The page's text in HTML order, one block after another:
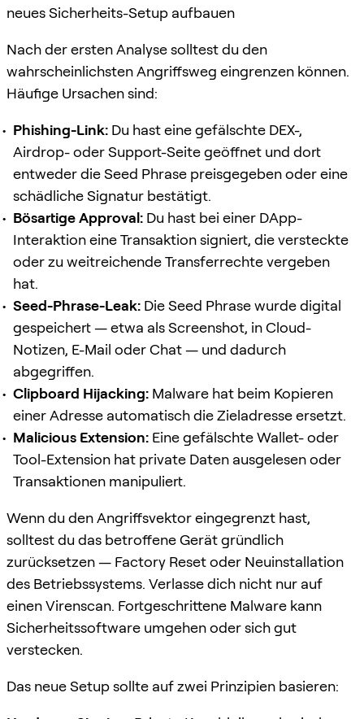
neues Sicherheits-Setup aufbauen
Nach der ersten Analyse solltest du den
wahrscheinlichsten Angriffsweg eingrenzen können.
Häufige Ursachen sind:
Phishing-Link: Du hast eine gefälschte DEX-,
Airdrop- oder Support-Seite geöffnet und dort
entweder die Seed Phrase preisgegeben oder eine
schädliche Signatur bestätigt.
Bösartige Approval: Du hast bei einer DApp-
Interaktion eine Transaktion signiert, die versteckte
oder zu weitreichende Transferrechte vergeben
hat.
Seed-Phrase-Leak: Die Seed Phrase wurde digital
gespeichert — etwa als Screenshot, in Cloud-
Notizen, E-Mail oder Chat — und dadurch
abgegriffen.
Clipboard Hijacking: Malware hat beim Kopieren
einer Adresse automatisch die Zieladresse ersetzt.
Malicious Extension: Eine gefälschte Wallet- oder
Tool-Extension hat private Daten ausgelesen oder
Transaktionen manipuliert.
Wenn du den Angriffsvektor eingegrenzt hast,
solltest du das betroffene Gerät gründlich
zurücksetzen — Factory Reset oder Neuinstallation
des Betriebssystems. Verlasse dich nicht nur auf
einen Virenscan. Fortgeschrittene Malware kann
Sicherheitssoftware umgehen oder sich gut
verstecken.
Das neue Setup sollte auf zwei Prinzipien basieren: